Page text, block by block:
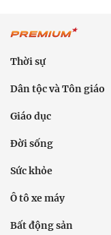
Thời sự
Dân tộc và Tôn giáo
Giáo dục
Đời sống
Sức khỏe
Ô tô xe máy
Bất động sản